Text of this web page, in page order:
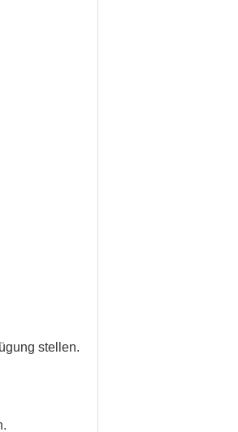
stellen.